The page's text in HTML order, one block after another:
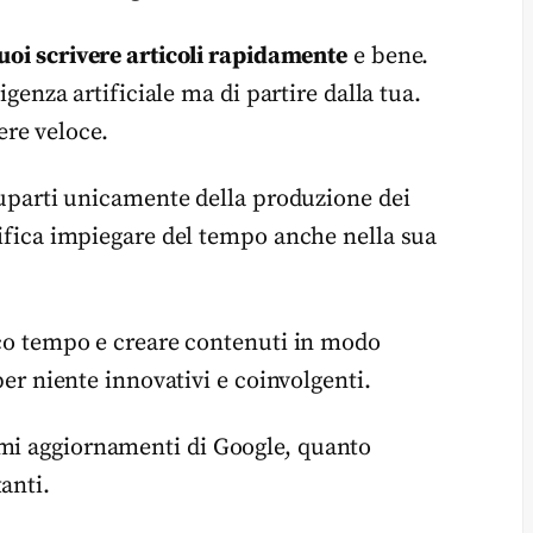
scrivere articoli rapidamente e bene.
artificiale ma di partire dalla tua.
veloce.
unicamente della produzione dei
impiegare del tempo anche nella sua
tempo e creare contenuti in modo
niente innovativi e coinvolgenti.
aggiornamenti di Google, quanto